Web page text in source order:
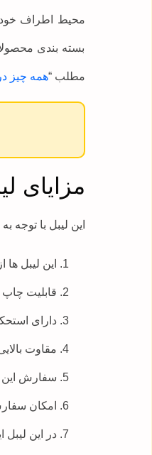
محیط اطراف خود
بسته بندی
مطلب “همه چیز
مزایای
این لیبل با
این لیبل ها از
قابلیت
دارای
مقاوت
سفارش این
امکان
در این